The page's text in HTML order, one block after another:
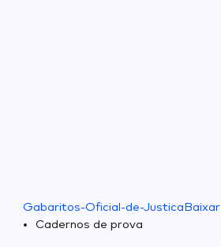
Gabaritos-Oficial-de-Justica Baixar
Cadernos de prova